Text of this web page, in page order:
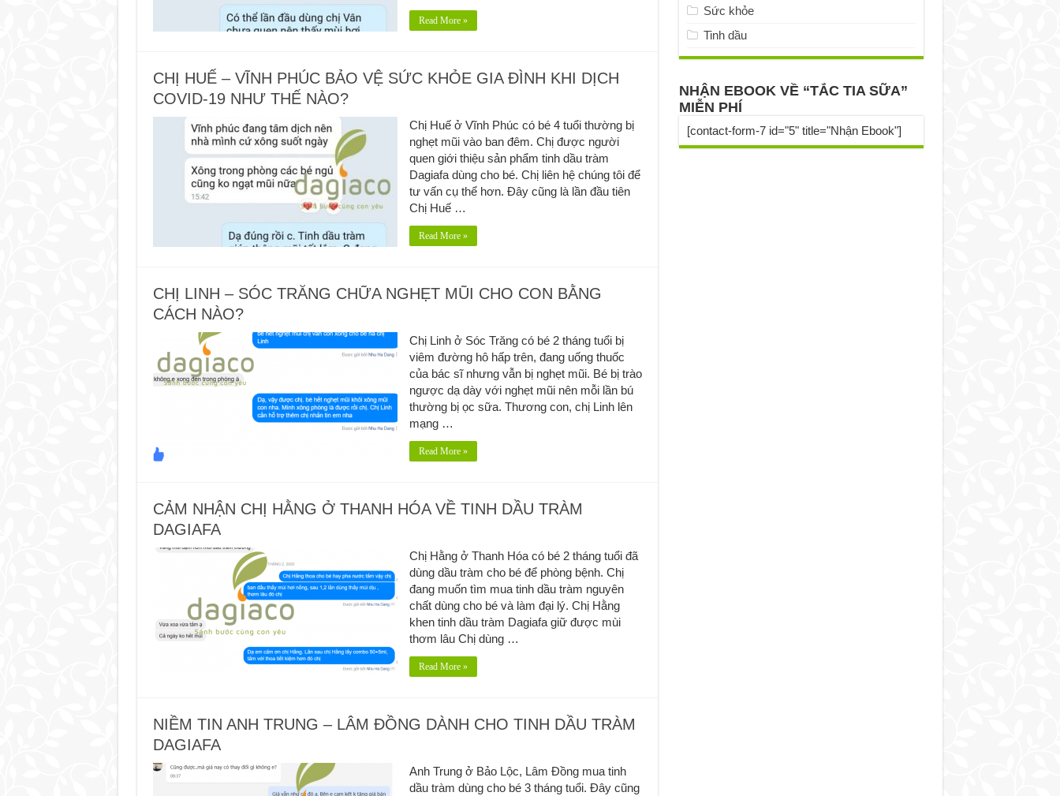
Read More »
CHỊ HUẾ – VĨNH PHÚC BẢO VỆ SỨC KHỎE GIA ĐÌNH KHI DỊCH
COVID-19 NHƯ THẾ NÀO?
Chị Huế ở Vĩnh Phúc có bé 4 tuổi thường bị
nghẹt mũi vào ban đêm. Chị được người
quen giới thiệu sản phẩm tinh dầu tràm
Dagiafa dùng cho bé. Chị liên hệ chúng tôi để
tư vấn cụ thể hơn. Đây cũng là lần đầu tiên
Chị Huế …
Read More »
CHỊ LINH – SÓC TRĂNG CHỮA NGHẸT MŨI CHO CON BẰNG
CÁCH NÀO?
Chị Linh ở Sóc Trăng có bé 2 tháng tuổi bị
viêm đường hô hấp trên, đang uống thuốc
của bác sĩ nhưng vẫn bị nghẹt mũi. Bé bị trào
ngược dạ dày với nghẹt mũi nên mỗi lần bú
thường bị ọc sữa. Thương con, chị Linh lên
mạng …
Read More »
CẢM NHẬN CHỊ HẰNG Ở THANH HÓA VỀ TINH DẦU TRÀM
DAGIAFA
Chị Hằng ở Thanh Hóa có bé 2 tháng tuổi đã
dùng dầu tràm cho bé để phòng bệnh. Chị
đang muốn tìm mua tinh dầu tràm nguyên
chất dùng cho bé và làm đại lý. Chị Hằng
khen tinh dầu tràm Dagiafa giữ được mùi
thơm lâu Chị dùng …
Read More »
NIỀM TIN ANH TRUNG – LÂM ĐỒNG DÀNH CHO TINH DẦU TRÀM
DAGIAFA
Anh Trung ở Bảo Lộc, Lâm Đồng mua tinh
dầu tràm dùng cho bé 3 tháng tuổi. Đây cũng
Sức khỏe
Tinh dầu
NHẬN EBOOK VỀ “TẮC TIA SỮA”
MIỄN PHÍ
[contact-form-7 id="5" title="Nhận Ebook"]